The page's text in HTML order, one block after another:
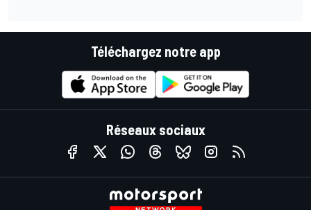
Téléchargez notre app
Réseaux sociaux